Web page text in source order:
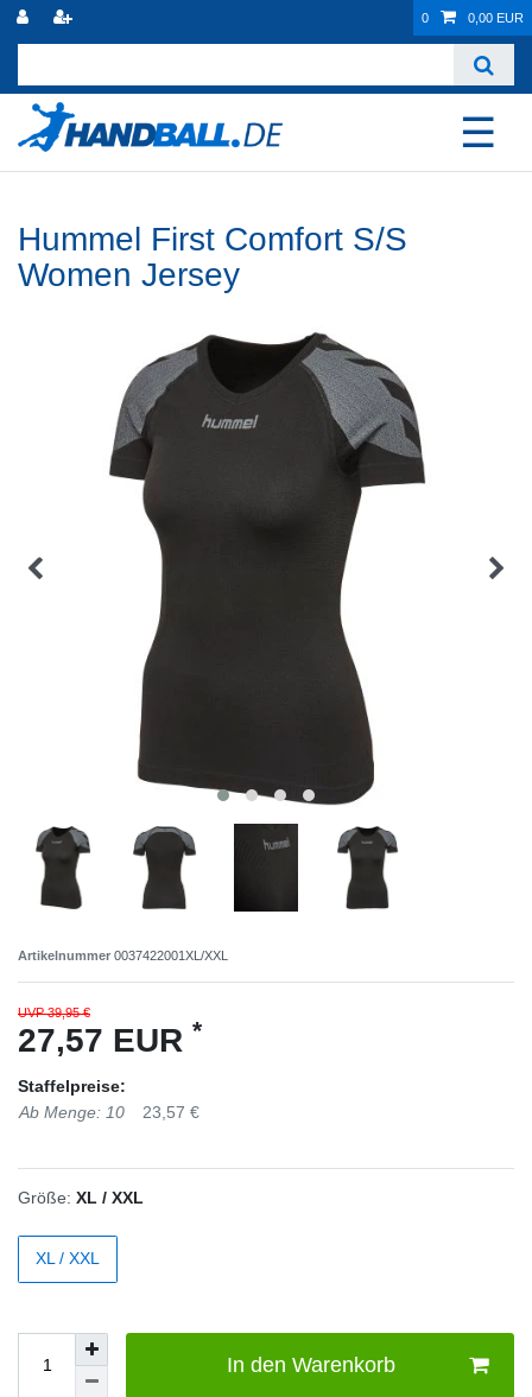
0 0,00 EUR
☰
Hummel First Comfort S/S
Women Jersey
Artikelnummer 0037422001XL/XXL
UVP 39,95 €
27,57 EUR *
Staffelpreise:
Ab Menge: 10
23,57 €
Größe: XL / XXL
XL / XXL
In den Warenkorb